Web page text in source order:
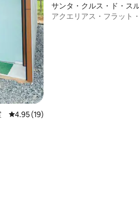
レビュー19件、5つ星中4.95つ星の平均
4.95 (19)
サンタ・クルス・ド・ス
テル客室
アクエリアス・フラット